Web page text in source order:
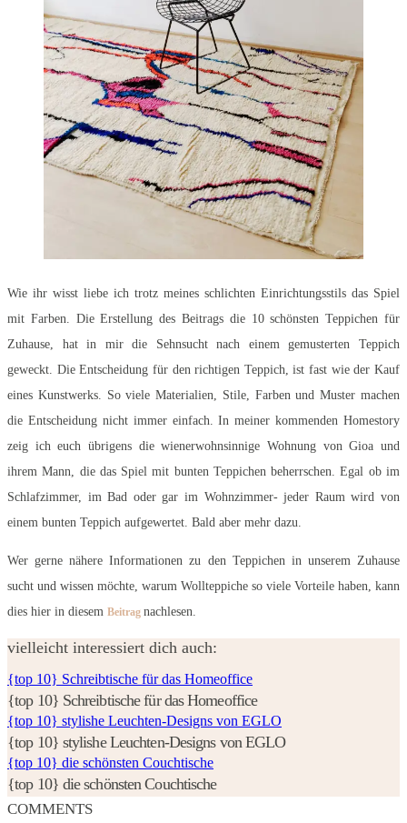
Wie ihr wisst liebe ich trotz meines schlichten Einrichtungsstils das Spiel
mit Farben. Die Erstellung des Beitrags die 10 schönsten Teppichen für
Zuhause, hat in mir die Sehnsucht nach einem gemusterten Teppich
geweckt. Die Entscheidung für den richtigen Teppich, ist fast wie der Kauf
eines Kunstwerks. So viele Materialien, Stile, Farben und Muster machen
die Entscheidung nicht immer einfach. In meiner kommenden Homestory
zeig ich euch übrigens die wienerwohnsinnige Wohnung von Gioa und
ihrem Mann, die das Spiel mit bunten Teppichen beherrschen. Egal ob im
Schlafzimmer, im Bad oder gar im Wohnzimmer- jeder Raum wird von
einem bunten Teppich aufgewertet. Bald aber mehr dazu.
Wer gerne nähere Informationen zu den Teppichen in unserem Zuhause
sucht und wissen möchte, warum Wollteppiche so viele Vorteile haben, kann
dies hier in diesem Beitrag nachlesen.
vielleicht interessiert dich auch:
{top 10} Schreibtische für das Homeoffice
{top 10} Schreibtische für das Homeoffice
{top 10} stylishe Leuchten-Designs von EGLO
{top 10} stylishe Leuchten-Designs von EGLO
{top 10} die schönsten Couchtische
{top 10} die schönsten Couchtische
COMMENTS